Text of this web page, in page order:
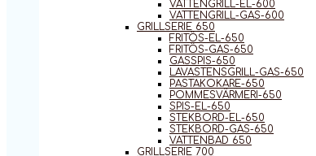
VATTENGRILL-EL-600
VATTENGRILL-GAS-600
GRILLSERIE 650
FRITÖS-EL-650
FRITÖS-GAS-650
GASSPIS-650
LAVASTENSGRILL-GAS-650
PASTAKOKARE-650
POMMESVÄRMERI-650
SPIS-EL-650
STEKBORD-EL-650
STEKBORD-GAS-650
VATTENBAD 650
GRILLSERIE 700